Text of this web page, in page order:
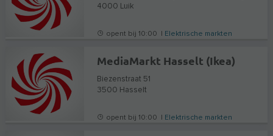
4000
Luik
opent bij 10:00 | Elektrische markten
MediaMarkt Hasselt (Ikea)
Biezenstraat 51
3500 Hasselt
opent bij 10:00 | Elektrische markten